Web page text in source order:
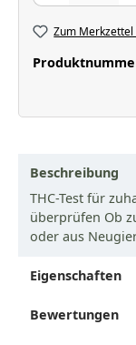
Zum
Beschreibung
THC-Test für
überprüfen Ob
oder aus
Eigenschaften
Bewertungen